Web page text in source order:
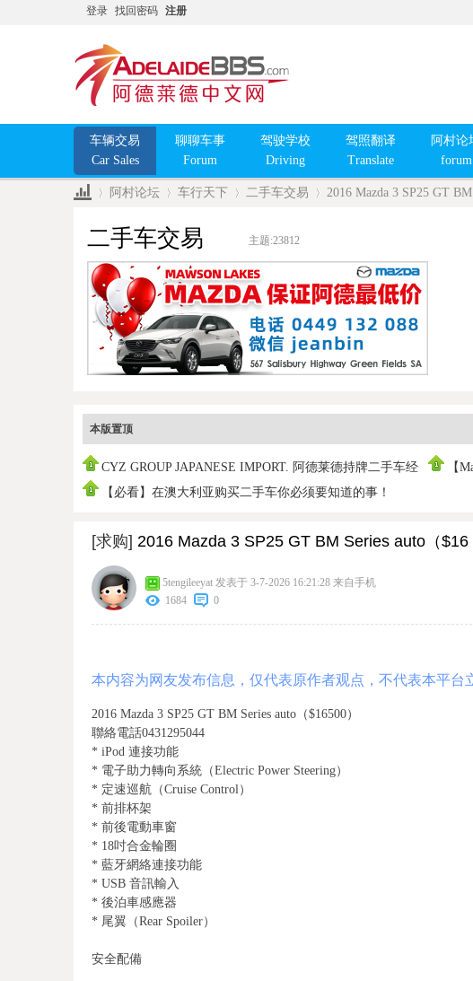
登录 找回密码 注册
车辆交易
Car Sales
聊聊车事
Forum
驾驶学校
Driving
驾照翻译
Translate
阿村论
forum
»
阿村论坛
›
车行天下
›
二手车交易 2016 Mazda 3 SP25 GT
二手车交易 主题:23812
本版置顶
CYZ GROUP JAPANESE IMPORT. 阿德莱德持牌二手车经
销商
【
【必看】在澳大利亚购买二手车你必须要知道的事！
[求购] 2016 Mazda 3 SP25 GT BM Series auto（$16
5tengileeyat 发表于 3-7-2026 16:21:28 来自手机
1684
0
本内容为网友发布信息，仅代表原作者观点，不代表本平台
2016 Mazda 3 SP25 GT BM Series auto（$16500）
聯絡電話0431295044
* iPod 連接功能
* 電子助力轉向系統（Electric Power Steering）
* 定速巡航（Cruise Control）
* 前排杯架
* 前後電動車窗
* 18吋合金輪圈
* 藍牙網絡連接功能
* USB 音訊輸入
* 後泊車感應器
* 尾翼（Rear Spoiler）
安全配備